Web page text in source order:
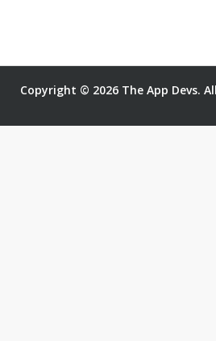
Copyright © 2026 The App Devs.